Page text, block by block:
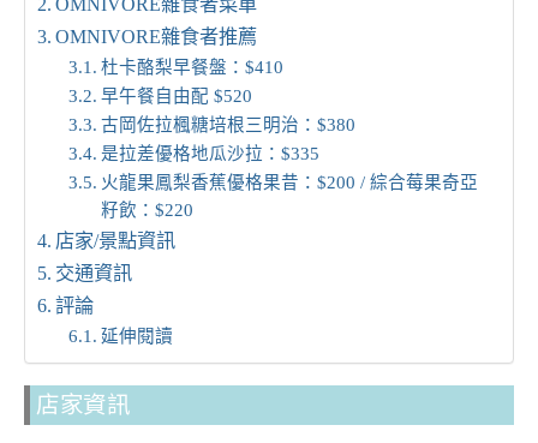
OMNIVORE雜食者菜單
OMNIVORE雜食者推薦
杜卡酪梨早餐盤：$410
早午餐自由配 $520
古岡佐拉楓糖培根三明治：$380
是拉差優格地瓜沙拉：$335
火龍果鳳梨香蕉優格果昔：$200 / 綜合莓果奇亞
籽飲：$220
店家/景點資訊
交通資訊
評論
延伸閱讀
店家資訊